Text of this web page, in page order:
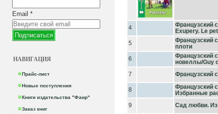
Email *
НАВИГАЦИЯ
Прайс-лист
Новые поступления
Книги издательства "Фаир"
Заказ книг
4
Французский
Exupery. Le
5
Французский
плоти
6
Французский
новеллы/Guy
7
Французский
8
Французский
Избранные
9
Сад любви. Из